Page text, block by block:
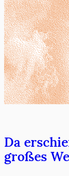
Da
großes